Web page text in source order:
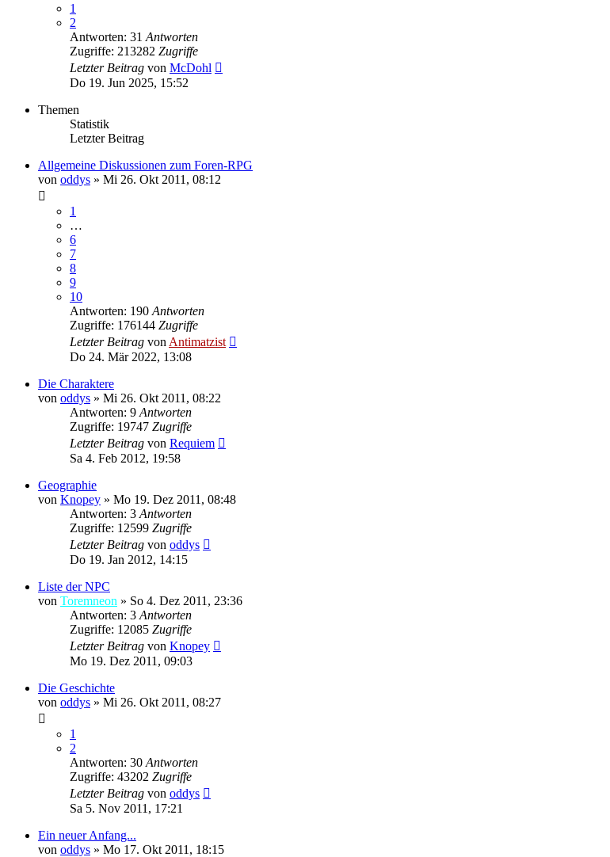
1
2
Antworten: 31 Antworten
Zugriffe: 213282 Zugriffe
Letzter Beitrag von McDohl
Do 19. Jun 2025, 15:52
Themen
Statistik
Letzter Beitrag
Allgemeine Diskussionen zum Foren-RPG
von oddys » Mi 26. Okt 2011, 08:12
1
…
6
7
8
9
10
Antworten: 190 Antworten
Zugriffe: 176144 Zugriffe
Letzter Beitrag von Antimatzist
Do 24. Mär 2022, 13:08
Die Charaktere
von oddys » Mi 26. Okt 2011, 08:22
Antworten: 9 Antworten
Zugriffe: 19747 Zugriffe
Letzter Beitrag von Requiem
Sa 4. Feb 2012, 19:58
Geographie
von Knopey » Mo 19. Dez 2011, 08:48
Antworten: 3 Antworten
Zugriffe: 12599 Zugriffe
Letzter Beitrag von oddys
Do 19. Jan 2012, 14:15
Liste der NPC
von Toremneon » So 4. Dez 2011, 23:36
Antworten: 3 Antworten
Zugriffe: 12085 Zugriffe
Letzter Beitrag von Knopey
Mo 19. Dez 2011, 09:03
Die Geschichte
von oddys » Mi 26. Okt 2011, 08:27
1
2
Antworten: 30 Antworten
Zugriffe: 43202 Zugriffe
Letzter Beitrag von oddys
Sa 5. Nov 2011, 17:21
Ein neuer Anfang...
von oddys » Mo 17. Okt 2011, 18:15